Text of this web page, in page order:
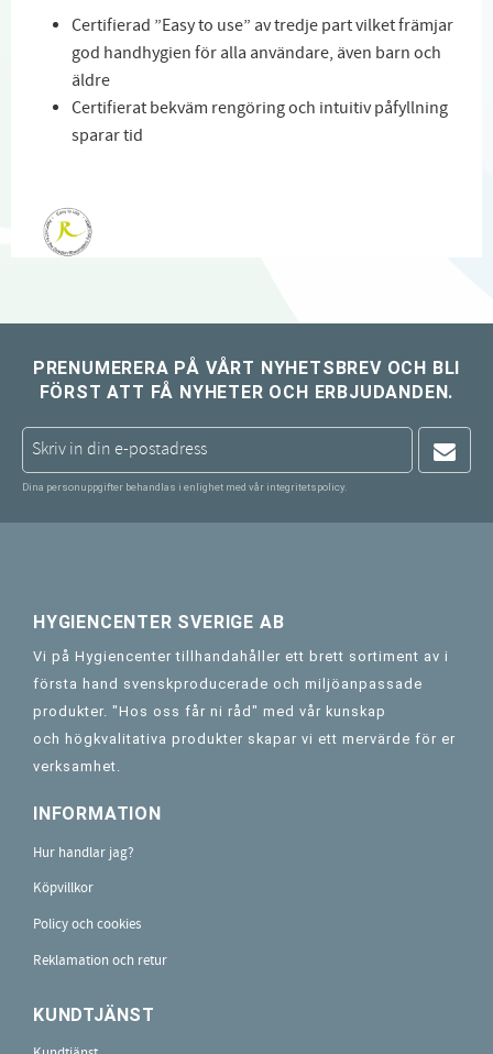
Certifierad ”Easy to use” av tredje part vilket främjar
god handhygien för alla användare, även barn och
äldre
Certifierat bekväm rengöring och intuitiv påfyllning
sparar tid
PRENUMERERA PÅ VÅRT NYHETSBREV OCH BLI
FÖRST ATT FÅ NYHETER OCH ERBJUDANDEN.
Dina personuppgifter behandlas i enlighet med vår integritetspolicy.
HYGIENCENTER SVERIGE AB
Vi på Hygiencenter tillhandahåller ett brett sortiment av i
första hand svenskproducerade och miljöanpassade
produkter. "Hos oss får ni råd" med vår kunskap
och högkvalitativa produkter skapar vi ett mervärde för er
verksamhet.
INFORMATION
Hur handlar jag?
Köpvillkor
Policy och cookies
Reklamation och retur
KUNDTJÄNST